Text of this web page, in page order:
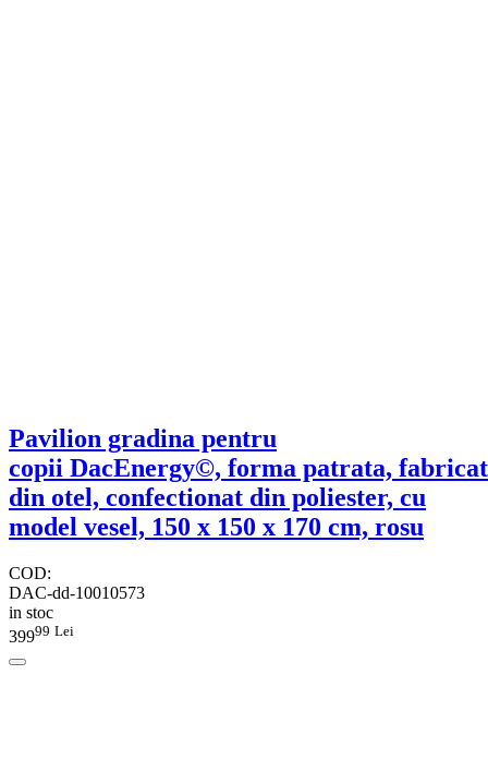
Pavilion gradina pentru
copii DacEnergy©, forma patrata, fabricat
din otel, confectionat din poliester, cu
model vesel, 150 x 150 x 170 cm, rosu
COD:
DAC-dd-10010573
in stoc
39999 Lei